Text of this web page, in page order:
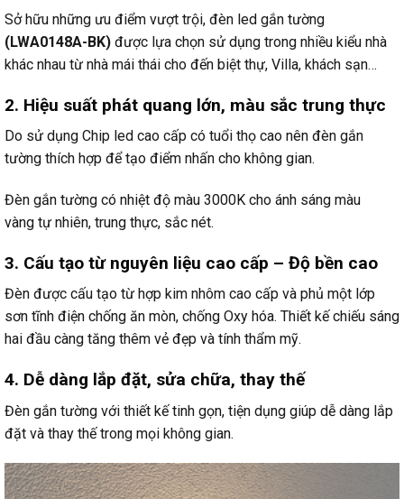
Sở hữu những ưu điểm vượt trội, đèn led gắn tường
(LWA0148A-BK) được lựa chọn sử dụng trong nhiều kiểu nhà
khác nhau từ nhà mái thái cho đến biệt thự, Villa, khách sạn…
2. Hiệu suất phát quang lớn, màu sắc trung thực
Do sử dụng Chip led cao cấp có tuổi thọ cao nên đèn gắn
tường thích hợp để tạo điểm nhấn cho không gian.
Đèn gắn tường có nhiệt độ màu 3000K cho ánh sáng màu
vàng tự nhiên, trung thực, sắc nét.
3. Cấu tạo từ nguyên liệu cao cấp – Độ bền cao
Đèn được cấu tạo từ hợp kim nhôm cao cấp và phủ một lớp
sơn tĩnh điện chống ăn mòn, chống Oxy hóa. Thiết kế chiếu sáng
hai đầu càng tăng thêm vẻ đẹp và tính thẩm mỹ.
4. Dễ dàng lắp đặt, sửa chữa, thay thế
Đèn gắn tường với thiết kế tinh gọn, tiện dụng giúp dễ dàng lắp
đặt và thay thế trong mọi không gian.